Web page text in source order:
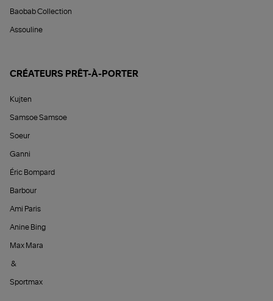
Baobab Collection
Assouline
CRÉATEURS PRÊT-À-PORTER
Kujten
Samsoe Samsoe
Soeur
Ganni
Éric Bompard
Barbour
Ami Paris
Anine Bing
Max Mara
&
Sportmax